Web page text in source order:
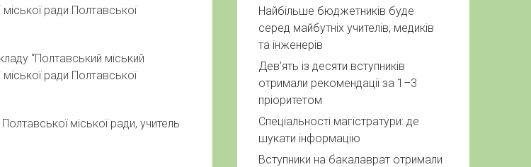
ради Полтавської
“Полтавський міський
ради Полтавської
міської ради, учитель
Найбільше бюджетників буде
серед майбутніх учителів, медиків
та інженерів
Дев’ять із десяти вступників
отримали рекомендації за 1–3
пріоритетом
Спеціальності магістратури: де
шукати інформацію
Вступники на бакалаврат отримали